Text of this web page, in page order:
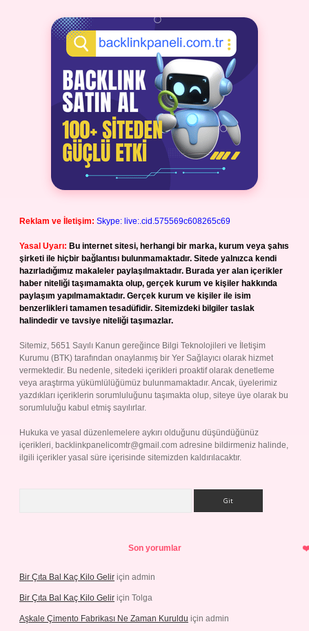
Reklam ve İletişim: Skype: live:.cid.575569c608265c69
Yasal Uyarı: Bu internet sitesi, herhangi bir marka, kurum veya şahıs
şirketi ile hiçbir bağlantısı bulunmamaktadır. Sitede yalnızca kendi
hazırladığımız makaleler paylaşılmaktadır. Burada yer alan içerikler
haber niteliği taşımamakta olup, gerçek kurum ve kişiler hakkında
paylaşım yapılmamaktadır. Gerçek kurum ve kişiler ile isim
benzerlikleri tamamen tesadüfidir. Sitemizdeki bilgiler taslak
halindedir ve tavsiye niteliği taşımazlar.
Sitemiz, 5651 Sayılı Kanun gereğince Bilgi Teknolojileri ve İletişim
Kurumu (BTK) tarafından onaylanmış bir Yer Sağlayıcı olarak hizmet
vermektedir. Bu nedenle, sitedeki içerikleri proaktif olarak denetleme
veya araştırma yükümlülüğümüz bulunmamaktadır. Ancak, üyelerimiz
yazdıkları içeriklerin sorumluluğunu taşımakta olup, siteye üye olarak bu
sorumluluğu kabul etmiş sayılırlar.
Hukuka ve yasal düzenlemelere aykırı olduğunu düşündüğünüz
içerikleri, backlinkpanelicomtr@gmail.com adresine bildirmeniz halinde,
ilgili içerikler yasal süre içerisinde sitemizden kaldırılacaktır.
Son yorumlar
Bir Çıta Bal Kaç Kilo Gelir için admin
Bir Çıta Bal Kaç Kilo Gelir için Tolga
Aşkale Çimento Fabrikası Ne Zaman Kuruldu için admin